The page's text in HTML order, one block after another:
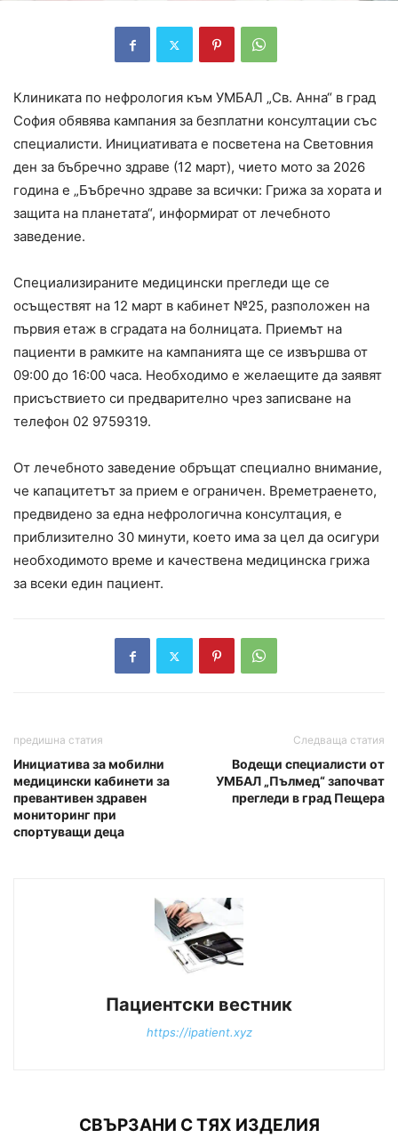
Клиниката по нефрология към УМБАЛ „Св. Анна“ в град
София обявява кампания за безплатни консултации със
специалисти. Инициативата е посветена на Световния
ден за бъбречно здраве (12 март), чието мото за 2026
година е „Бъбречно здраве за всички: Грижа за хората и
защита на планетата“, информират от лечебното
заведение.
Специализираните медицински прегледи ще се
осъществят на 12 март в кабинет №25, разположен на
първия етаж в сградата на болницата. Приемът на
пациенти в рамките на кампанията ще се извършва от
09:00 до 16:00 часа. Необходимо е желаещите да заявят
присъствието си предварително чрез записване на
телефон 02 9759319.
От лечебното заведение обръщат специално внимание,
че капацитетът за прием е ограничен. Времетраенето,
предвидено за една нефрологична консултация, е
приблизително 30 минути, което има за цел да осигури
необходимото време и качествена медицинска грижа
за всеки един пациент.
предишна статия
Инициатива за мобилни
медицински кабинети за
превантивен здравен
мониторинг при
спортуващи деца
Следваща статия
Водещи специалисти от
УМБАЛ „Пълмед“ започват
прегледи в град Пещера
Пациентски вестник
https://ipatient.xyz
СВЪРЗАНИ С ТЯХ ИЗДЕЛИЯ